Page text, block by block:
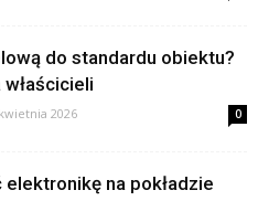
do standardu obiektu?
2026 0
na pokładzie